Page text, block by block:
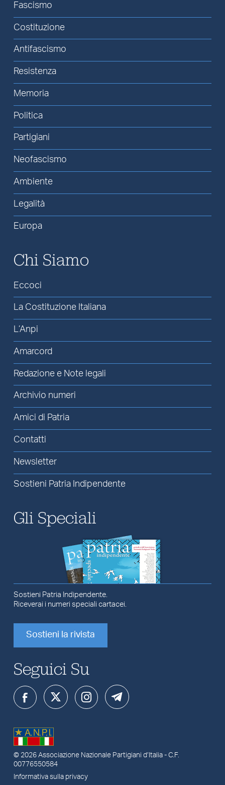
Fascismo
Costituzione
Antifascismo
Resistenza
Memoria
Politica
Partigiani
Neofascismo
Ambiente
Legalità
Europa
Chi Siamo
Eccoci
La Costituzione Italiana
L’Anpi
Amarcord
Redazione e Note legali
Archivio numeri
Amici di Patria
Contatti
Newsletter
Sostieni Patria Indipendente
Gli Speciali
Sostieni Patria Indipendente.
Riceverai i numeri speciali cartacei.
Sostieni la rivista
Seguici Su
© 2026 Associazione Nazionale Partigiani d’Italia- C.F.
00776550584
Informativa sulla privacy